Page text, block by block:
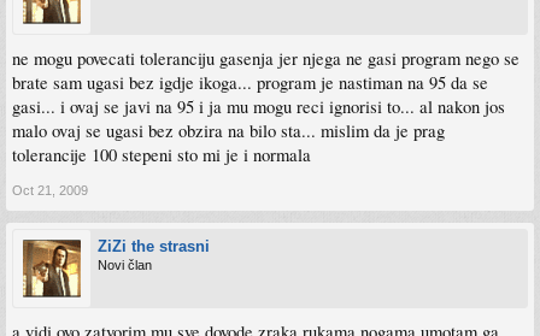
ne mogu povecati toleranciju gasenja jer njega ne gasi program nego se
brate sam ugasi bez igdje ikoga... program je nastiman na 95 da se
gasi... i ovaj se javi na 95 i ja mu mogu reci ignorisi to... al nakon jos
malo ovaj se ugasi bez obzira na bilo sta... mislim da je prag
tolerancije 100 stepeni sto mi je i normala
Oct 21, 2009
ZiZi the strasni
Novi član
a vidi ovo zatvorim mu sve dovode zraka rukama nogama umotam ga